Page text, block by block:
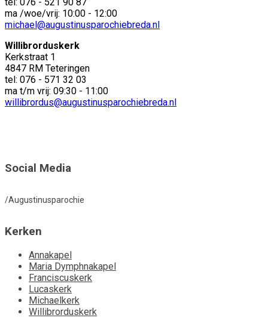
tel: 076 - 521 90 87
ma /woe/vrij: 10:00 - 12:00
michael@augustinusparochiebreda.nl
Willibrorduskerk
Kerkstraat 1
4847 RM Teteringen
tel: 076 - 571 32 03
ma t/m vrij: 09:30 - 11:00
willibrordus@augustinusparochiebreda.nl
Social Media
/Augustinusparochie
Kerken
Annakapel
Maria Dymphnakapel
Franciscuskerk
Lucaskerk
Michaelkerk
Willibrorduskerk